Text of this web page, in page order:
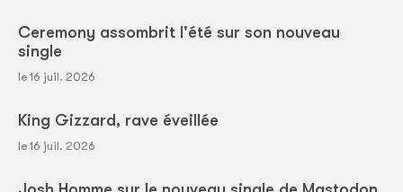
Ceremony assombrit l'été sur son nouveau
single
le 16 juil. 2026
King Gizzard, rave éveillée
le 16 juil. 2026